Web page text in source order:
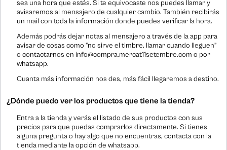
sea una hora que estés. Si te equivocaste nos puedes llamar y
avisaremos al mensajero de cualquier cambio. También recibirás
un mail con toda la información donde puedes verificar la hora.
Además podrás dejar notas al mensajero a través de la app para
avisar de cosas como “no sirve el timbre, llamar cuando lleguen”
o contactarnos en info@compra.mercat11setembre.com o por
whatsapp.
Cuanta más información nos des, más fácil llegaremos a destino.
¿Dónde puedo ver los productos que tiene la tienda?
Entra a la tienda y verás el listado de sus productos con sus
precios para que puedas comprarlos directamente. Si tienes
alguna pregunta o hay algo que no encuentras, contacta con la
tienda mediante la opción de whatsapp.